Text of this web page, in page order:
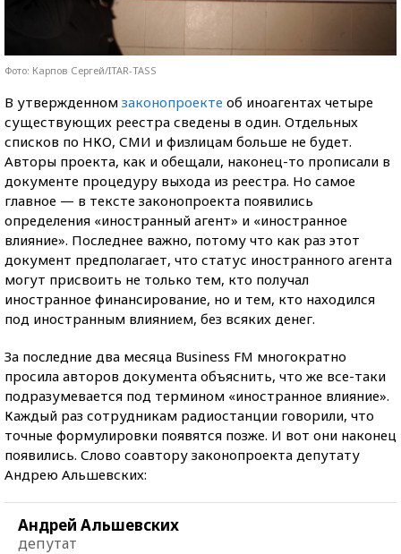
Фото: Карпов Сергей/ITAR-TASS
В утвержденном законопроекте об иноагентах четыре
существующих реестра сведены в один. Отдельных
списков по НКО, СМИ и физлицам больше не будет.
Авторы проекта, как и обещали, наконец-то прописали в
документе процедуру выхода из реестра. Но самое
главное — в тексте законопроекта появились
определения «иностранный агент» и «иностранное
влияние». Последнее важно, потому что как раз этот
документ предполагает, что статус иностранного агента
могут присвоить не только тем, кто получал
иностранное финансирование, но и тем, кто находился
под иностранным влиянием, без всяких денег.
За последние два месяца Business FM многократно
просила авторов документа объяснить, что же все-таки
подразумевается под термином «иностранное влияние».
Каждый раз сотрудникам радиостанции говорили, что
точные формулировки появятся позже. И вот они наконец
появились. Слово соавтору законопроекта депутату
Андрею Альшевских:
Андрей Альшевских
депутат